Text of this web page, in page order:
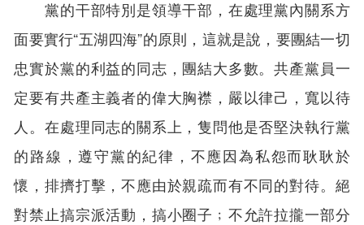
黨的干部特別是領導干部，在處理黨內關系方
面要實行“五湖四海”的原則，這就是說，要團結一切
忠實於黨的利益的同志，團結大多數。共產黨員一
定要有共產主義者的偉大胸襟，嚴以律己，寬以待
人。在處理同志的關系上，隻問他是否堅決執行黨
的路線，遵守黨的紀律，不應因為私怨而耿耿於
懷，排擠打擊，不應由於親疏而有不同的對待。絕
對禁止搞宗派活動，搞小圈子﹔不允許拉攏一部分